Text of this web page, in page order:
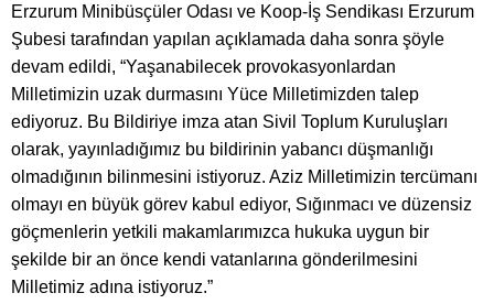
Erzurum Minibüsçüler Odası ve Koop-İş Sendikası Erzurum
Şubesi tarafından yapılan açıklamada daha sonra şöyle
devam edildi, “Yaşanabilecek provokasyonlardan
Milletimizin uzak durmasını Yüce Milletimizden talep
ediyoruz. Bu Bildiriye imza atan Sivil Toplum Kuruluşları
olarak, yayınladığımız bu bildirinin yabancı düşmanlığı
olmadığının bilinmesini istiyoruz. Aziz Milletimizin tercümanı
olmayı en büyük görev kabul ediyor, Sığınmacı ve düzensiz
göçmenlerin yetkili makamlarımızca hukuka uygun bir
şekilde bir an önce kendi vatanlarına gönderilmesini
Milletimiz adına istiyoruz.”